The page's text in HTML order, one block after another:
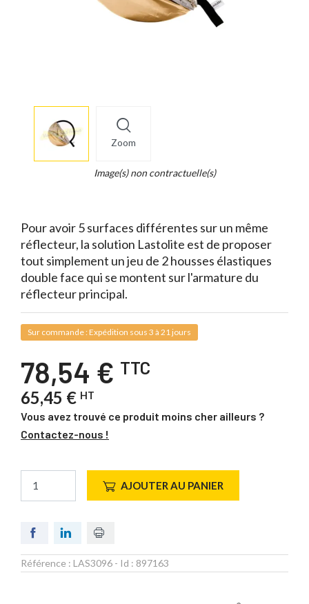
Zoom
info
Image(s) non contractuelle(s)
Pour avoir 5 surfaces différentes sur un même
réflecteur, la solution Lastolite est de proposer
tout simplement un jeu de 2 housses élastiques
double face qui se montent sur l'armature du
réflecteur principal.
Sur commande : Expédition sous 3 à 21 jours
78,54 € TTC
65,45 € HT
Vous avez trouvé ce produit moins cher ailleurs ?
Contactez-nous !
AJOUTER AU PANIER
Référence : LAS3096 - Id : 897163